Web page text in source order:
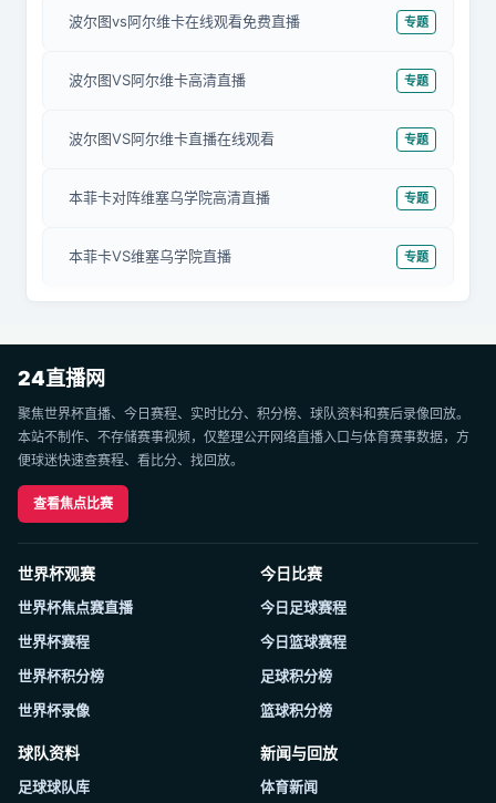
波尔图vs阿尔维卡在线观看免费直播 专题
波尔图VS阿尔维卡高清直播 专题
波尔图VS阿尔维卡直播在线观看 专题
本菲卡对阵维塞乌学院高清直播 专题
本菲卡VS维塞乌学院直播 专题
24直播网
聚焦世界杯直播、今日赛程、实时比分、积分榜、球队资料和赛后录像回放。
本站不制作、不存储赛事视频，仅整理公开网络直播入口与体育赛事数据，方
便球迷快速查赛程、看比分、找回放。
查看焦点比赛
世界杯观赛
世界杯焦点赛直播
世界杯赛程
世界杯积分榜
世界杯录像
今日比赛
今日足球赛程
今日篮球赛程
足球积分榜
篮球积分榜
球队资料
足球球队库
新闻与回放
体育新闻